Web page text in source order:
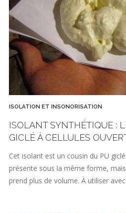
ISOLATION ET INSONORISATION
ISOLANT SYNTHÉTIQUE :
GICLÉ À CELLULES
Cet isolant est un cousin du PU
présente sous la même forme,
prend plus de volume. À utiliser